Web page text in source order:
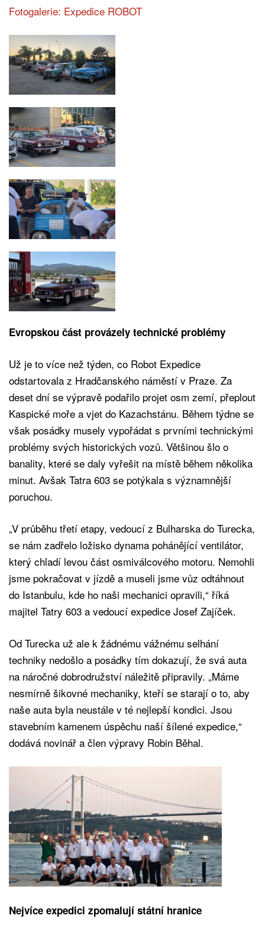
Fotogalerie: Expedice ROBOT
Evropskou část provázely technické problémy
Už je to více než týden, co Robot Expedice
odstartovala z Hradčanského náměstí v Praze. Za
deset dní se výpravě podařilo projet osm zemí, přeplout
Kaspické moře a vjet do Kazachstánu. Během týdne se
však posádky musely vypořádat s prvními technickými
problémy svých historických vozů. Většinou šlo o
banality, které se daly vyřešit na místě během několika
minut. Avšak Tatra 603 se potýkala s významnější
poruchou.
„V průběhu třetí etapy, vedoucí z Bulharska do Turecka,
se nám zadřelo ložisko dynama pohánějící ventilátor,
který chladí levou část osmiválcového motoru. Nemohli
jsme pokračovat v jízdě a museli jsme vůz odtáhnout
do Istanbulu, kde ho naši mechanici opravili,“ říká
majitel Tatry 603 a vedoucí expedice Josef Zajíček.
Od Turecka už ale k žádnému vážnému selhání
techniky nedošlo a posádky tím dokazují, že svá auta
na náročné dobrodružství náležitě připravily. „Máme
nesmírně šikovné mechaniky, kteří se starají o to, aby
naše auta byla neustále v té nejlepší kondici. Jsou
stavebním kamenem úspěchu naší šílené expedice,“
dodává novinář a člen výpravy Robin Běhal.
Nejvíce expedici zpomalují státní hranice